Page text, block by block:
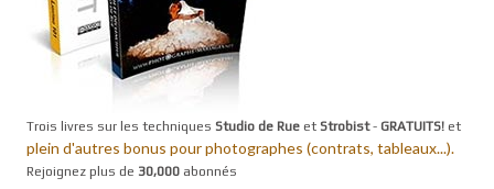
Trois livres sur les techniques Studio de Rue et Strobist- GRATUITS! et
plein d'autres bonus pour photographes (contrats, tableaux...).
Rejoignez plus de 30,000 abonnés